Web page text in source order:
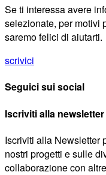
Se ti interessa avere
selezionate, per motivi
saremo felici di aiutarti.
scrivici
Seguici sui social
Iscriviti alla newsletter
Iscriviti alla Newsletter
nostri progetti e sulle
collaborazione con